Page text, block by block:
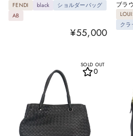
FENDI black
ショルダーバッグ
AB
¥55,000
ブラ
クラ
SOLD OUT
0